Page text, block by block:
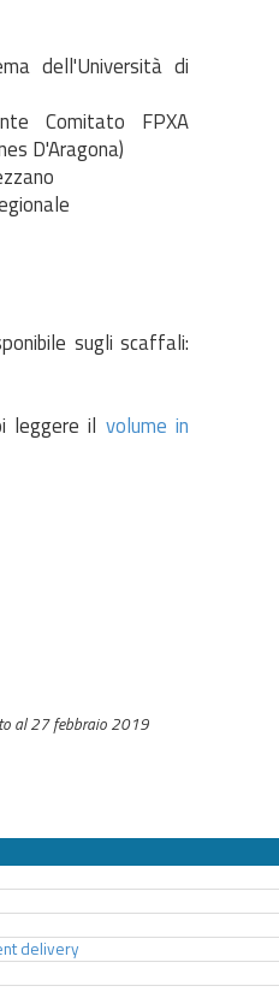
dell'Università di
Comitato FPXA
D'Aragona)
sugli scaffali:
leggere il volume in
al 27 febbraio 2019
delivery